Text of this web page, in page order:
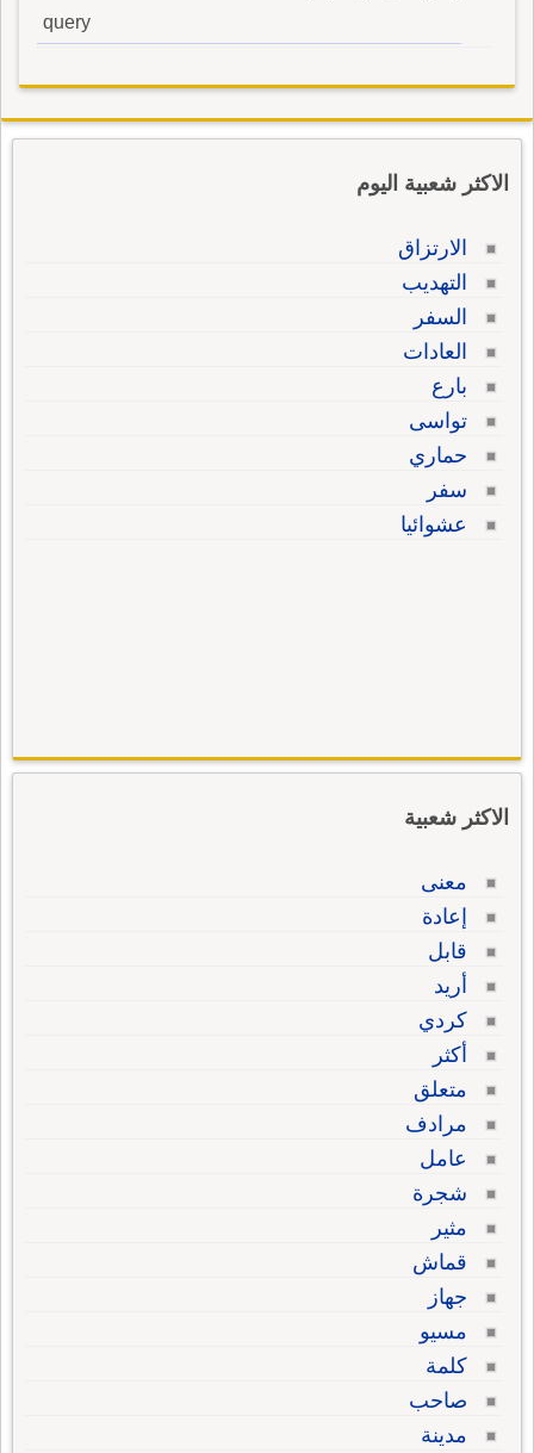
query
الاكثر شعبية اليوم
الارتزاق
التهديب
السفر
العادات
بارع
تواسى
حماري
سفر
عشوائيا
الاكثر شعبية
معنى
إعادة
قابل
أريد
كردي
أكثر
متعلق
مرادف
عامل
شجرة
مثير
قماش
جهاز
مسيو
كلمة
صاحب
مدينة